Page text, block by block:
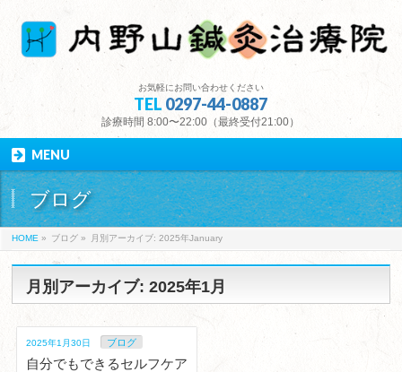
お気軽にお問い合わせください
TEL 0297-44-0887
診療時間 8:00〜22:00（最終受付21:00）
MENU
ブログ
HOME » ブログ » 月別アーカイブ: 2025年January
月別アーカイブ: 2025年1月
2025年1月30日 ブログ
自分でもできるセルフケア